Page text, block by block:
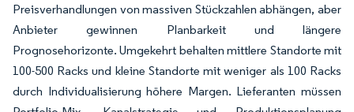
Preisverhandlungen von massiven Stückzahlen abhängen, aber
Anbieter gewinnen Planbarkeit und längere
Prognosehorizonte. Umgekehrt behalten mittlere Standorte mit
100-500 Racks und kleine Standorte mit weniger als 100 Racks
durch Individualisierung höhere Margen. Lieferanten müssen